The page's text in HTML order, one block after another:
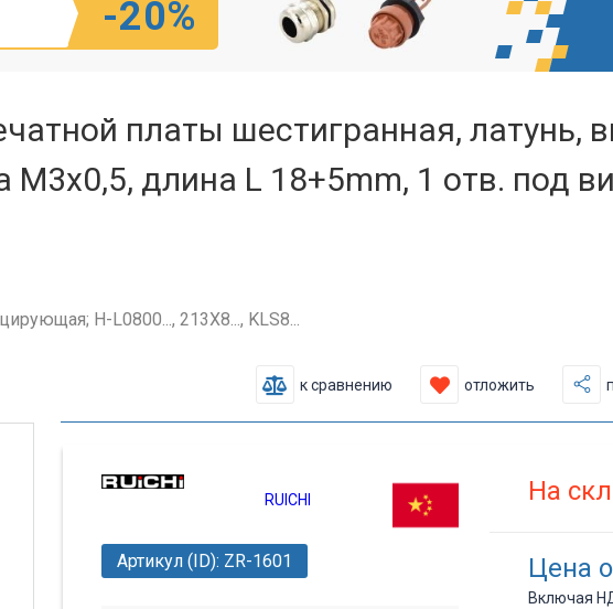
-20%
платы шестигранная, латунь,
М3х0,5, длина L 18+5mm, 1 отв. под
H-L0800..., 213X8..., KLS8...
к сравнению отложить
RUICHI
Артикул (ID): ZR-1601
На
Цена
Включая